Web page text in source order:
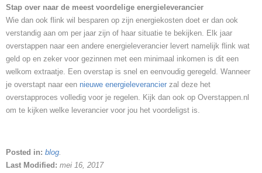
Stap over naar de meest voordelige energieleverancier
Wie dan ook flink wil besparen op zijn energiekosten doet er dan ook
verstandig aan om per jaar zijn of haar situatie te bekijken. Elk jaar
overstappen naar een andere energieleverancier levert namelijk flink wat
geld op en zeker voor gezinnen met een minimaal inkomen is dit een
welkom extraatje. Een overstap is snel en eenvoudig geregeld. Wanneer
je overstapt naar een nieuwe energieleverancier zal deze het
overstapproces volledig voor je regelen. Kijk dan ook op Overstappen.nl
om te kijken welke leverancier voor jou het voordeligst is.
Posted in: blog.
Last Modified: mei 16, 2017